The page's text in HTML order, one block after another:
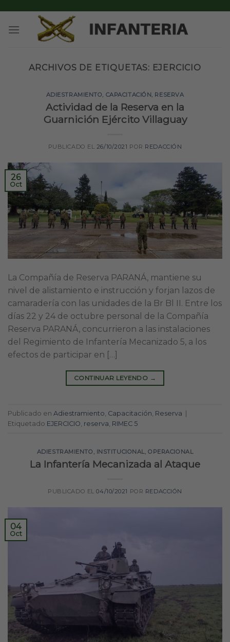
content
ARCHIVOS DE ETIQUETAS: EJERCICIO
ADIESTRAMIENTO, CAPACITACIÓN, RESERVA
Actividad de la Reserva en la
Guarnición Ejército Villaguay
PUBLICADO EL 26/10/2021 POR REDACCIÓN
26
Oct
La Compañía de Reserva PARANÁ, mantiene su
nivel de alistamiento e instrucción y forjan lazos de
camaradería con las unidades de la Br Bl II. Entre los
días 22 y 24 de octubre personal de la Compañía
Reserva PARANÁ, concurrieron a las instalaciones
del Regimiento de Infantería Mecanizado 5, a los
efectos de participar en […]
CONTINUAR LEYENDO →
Publicado en Adiestramiento Capacitación Reserva
Etiquetado EJERCICIO reserva RIMEC 5
ADIESTRAMIENTO , INSTITUCIONAL,OPERACIONAL
La Infantería Mecanizada al Ataque
PUBLICADO EL04/10/2021 POR REDACCIÓN
04
Oct